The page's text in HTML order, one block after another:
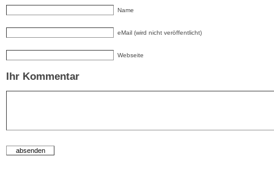
Name
eMail (wird nicht veröffentlicht)
Webseite
Ihr Kommentar